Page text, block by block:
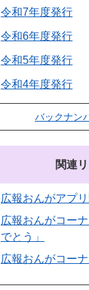
令和7年度発行
令和6年度発行
令和5年度発行
令和4年度発行
バックナン
関連
広報おんがアプ
広報おんがコー
でとう」
広報おんがコー